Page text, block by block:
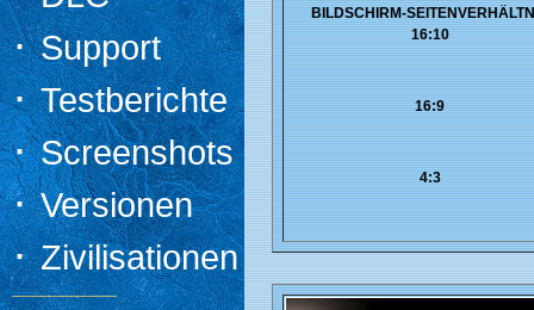
·Support
·Testberichte
·Screenshots
·Versionen
·Zivilisationen
BILDSCHIRM-
16:10
16:9
4:3